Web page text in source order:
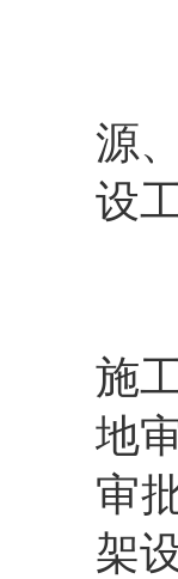
源
设
施
地
审
架